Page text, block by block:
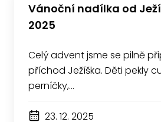
Vánoční nadílka od
2025
Celý advent jsme se pilně
příchod Ježíška. Děti pekly
perníčky,…
23. 12. 2025